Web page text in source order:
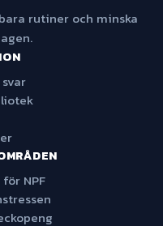
rutiner och minska
NPF